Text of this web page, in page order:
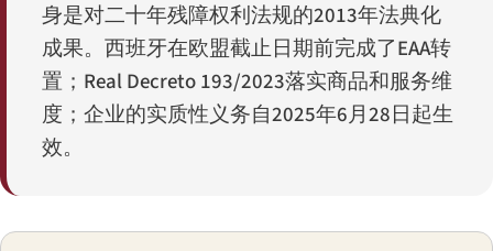
身是对二十年残障权利法规的2013年法典化
成果。西班牙在欧盟截止日期前完成了EAA转
置；Real Decreto 193/2023落实商品和服务维
度；企业的实质性义务自2025年6月28日起生
效。